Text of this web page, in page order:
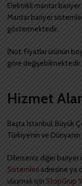
Elektrikli mantar bariyer
Mantar bariyer
göstermektedir.
(Not: Fiyatlar ürünün
göre değişebilmektedir.
Hizmet
Başta İstanbul, Büyük
Türkiye’nin ve
Dilerseniz diğer bariyer
Sistemleri adresine ya
ulaşmak için StopGrup